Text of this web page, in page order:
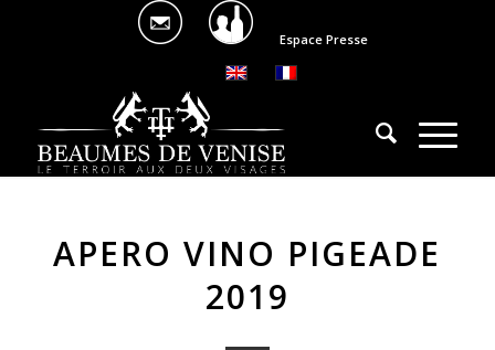
Espace Presse
APERO VINO PIGEADE
2019